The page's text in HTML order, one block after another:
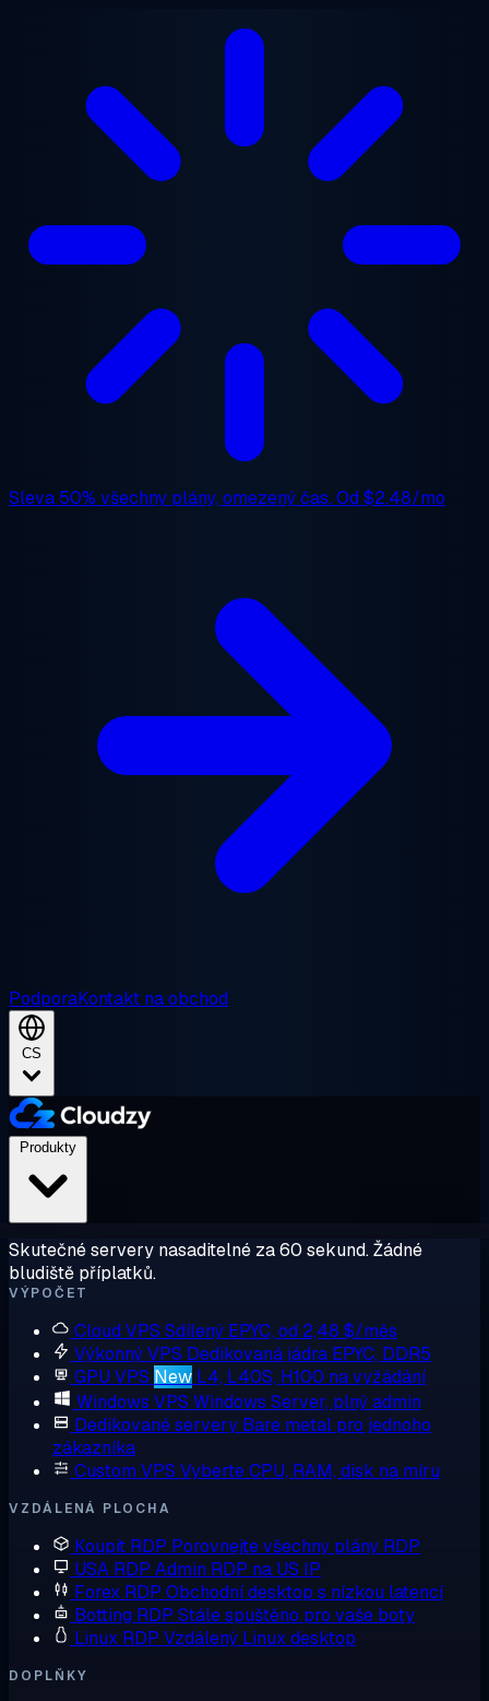
Sleva 50% všechny plány, omezený čas. Od $2.48/mo
PodporaKontakt na obchod
CS
Skutečné servery nasaditelné za 60 sekund. Žádné
bludiště příplatků.
VÝPOČET
Cloud VPS Sdílený EPYC, od 2,48 $/měs
Výkonný VPS Dedikovaná jádra EPYC, DDR5
GPU VPS New L4, L40S, H100 na vyžádání
Windows VPS Windows Server, plný admin
Dedikované servery Bare metal pro jednoho
zákazníka
Custom VPS Vyberte CPU, RAM, disk na míru
VZDÁLENÁ PLOCHA
Koupit RDP Porovnejte všechny plány RDP
USA RDP Admin RDP na US IP
Forex RDP Obchodní desktop s nízkou latencí
Botting RDP Stále spuštěno pro vaše boty
Linux RDP Vzdálený Linux desktop
DOPLŇKY